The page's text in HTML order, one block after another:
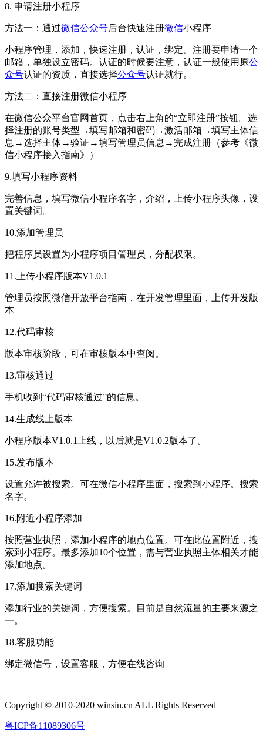
8. 申请注册小程序
方法一：通过微信公众号后台快速注册微信小程序
小程序管理，添加，快速注册，认证，绑定。注册要申请一个
邮箱，单独设立密码。认证的时候要注意，认证一般使用原公
众号认证的资质，直接选择公众号认证就行。
方法二：直接注册微信小程序
在微信公众平台官网首页，点击右上角的“立即注册”按钮。选
择注册的账号类型→填写邮箱和密码→激活邮箱→填写主体信
息→选择主体→验证→填写管理员信息→完成注册（参考《微
信小程序接入指南》）
9.填写小程序资料
完善信息，填写微信小程序名字，介绍，上传小程序头像，设
置关键词。
10.添加管理员
把程序员设置为小程序项目管理员，分配权限。
11.上传小程序版本V1.0.1
管理员按照微信开放平台指南，在开发管理里面，上传开发版
本
12.代码审核
版本审核阶段，可在审核版本中查阅。
13.审核通过
手机收到“代码审核通过”的信息。
14.生成线上版本
小程序版本V1.0.1上线，以后就是V1.0.2版本了。
15.发布版本
设置允许被搜索。可在微信小程序里面，搜索到小程序。搜索
名字。
16.附近小程序添加
按照营业执照，添加小程序的地点位置。可在此位置附近，搜
索到小程序。最多添加10个位置，需与营业执照主体相关才能
添加地点。
17.添加搜索关键词
添加行业的关键词，方便搜索。目前是自然流量的主要来源之
一。
18.客服功能
绑定微信号，设置客服，方便在线咨询
Copyright © 2010-2020 winsin.cn ALL Rights Reserved
粤ICP备11089306号